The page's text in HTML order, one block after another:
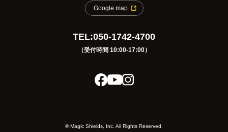
Google map
TEL:050-1742-4700
（受付時間 10:00-17:00）
©️ Magic Shields, Inc. All Rights Reserved.